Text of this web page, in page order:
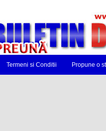
Termeni si Conditii Propune o